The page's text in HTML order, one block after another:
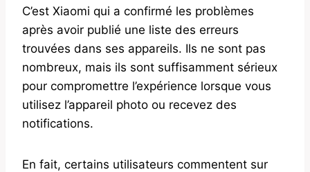
C’est Xiaomi qui a confirmé les problèmes
après avoir publié une liste des erreurs
trouvées dans ses appareils. Ils ne sont pas
nombreux, mais ils sont suffisamment sérieux
pour compromettre l’expérience lorsque vous
utilisez l’appareil photo ou recevez des
notifications.
En fait, certains utilisateurs commentent sur